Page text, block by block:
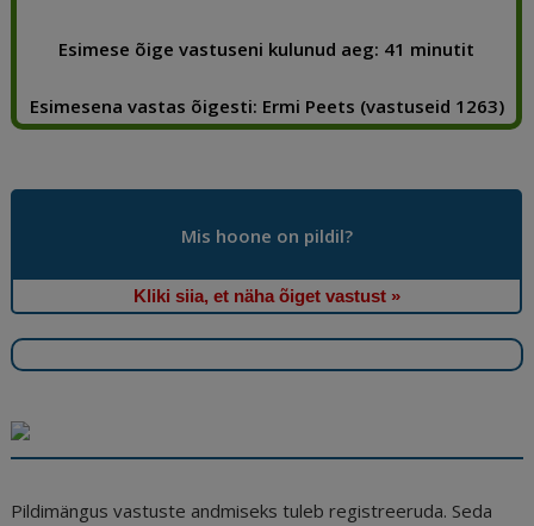
b
o
dI
n
t e
st
raa
s
Esimese õige vastuseni kulunud aeg: 41 minutit
Esimesena vastas õigesti: Ermi Peets (vastuseid 1263)
Mis hoone on pildil?
Kliki siia, et näha õiget vastust »
Pildimängus vastuste andmiseks tuleb registreeruda. Seda